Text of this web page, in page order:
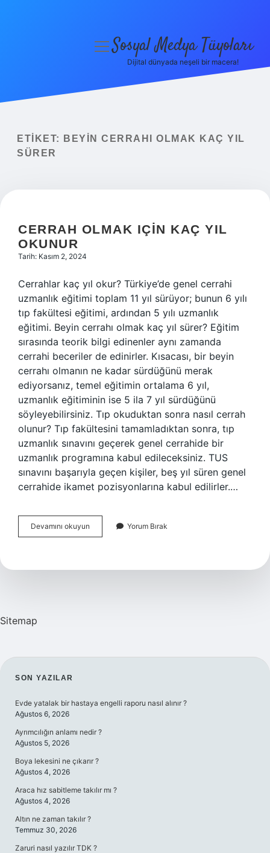
Yasal Uyarı
menüyüSosyal Medya Tüyoları
Dijital dünyada neşeli bir macera!
ETIKET:
BEYIN CERRAHI OLMAK KAÇ YIL
SÜRER
CERRAH OLMAK IÇIN KAÇ YIL
OKUNUR
Tarih: Kasım 2, 2024
Cerrahlar kaç yıl okur? Türkiye’de genel cerrahi
uzmanlık eğitimi toplam 11 yıl sürüyor; bunun 6 yılı
tıp fakültesi eğitimi, ardından 5 yılı uzmanlık
eğitimi. Beyin cerrahı olmak kaç yıl sürer? Eğitim
sırasında teorik bilgi edinenler aynı zamanda
cerrahi beceriler de edinirler. Kısacası, bir beyin
cerrahı olmanın ne kadar sürdüğünü merak
ediyorsanız, temel eğitimin ortalama 6 yıl,
uzmanlık eğitiminin ise 5 ila 7 yıl sürdüğünü
söyleyebilirsiniz. Tıp okuduktan sonra nasıl cerrah
olunur? Tıp fakültesini tamamladıktan sonra, tıp
uzmanlık sınavını geçerek genel cerrahide bir
uzmanlık programına kabul edileceksiniz. TUS
sınavını başarıyla geçen kişiler, beş yıl süren genel
cerrahide ikamet pozisyonlarına kabul edilirler.…
Devamını okuyun
Olmak
Yıl
Yorum Bırak
Sitemap
SIDEBAR
SON YAZILAR
Evde yatalak bir hastaya engelli raporu nasıl alınır ?
Ağustos 6, 2026
Ayrımcılığın anlamı nedir ?
Ağustos 5, 2026
Boya lekesini ne çıkarır ?
Ağustos 4, 2026
Araca hız sabitleme takılır mı ?
Ağustos 4, 2026
Altın ne zaman takılır ?
Temmuz 30, 2026
Zaruri nasıl yazılır TDK ?